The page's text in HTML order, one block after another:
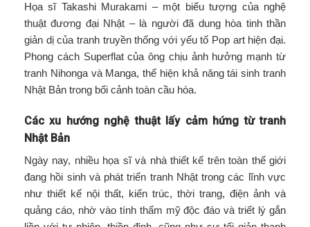
Họa sĩ Takashi Murakami – một biểu tượng của nghệ
thuật đương đại Nhật – là người đã dung hòa tinh thần
giản dị của tranh truyền thống với yếu tố Pop art hiện đại.
Phong cách Superflat của ông chịu ảnh hưởng mạnh từ
tranh Nihonga và Manga, thể hiện khả năng tái sinh tranh
Nhật Bản trong bối cảnh toàn cầu hóa.
Các xu hướng nghệ thuật lấy cảm hứng từ tranh
Nhật Bản
Ngày nay, nhiều họa sĩ và nhà thiết kế trên toàn thế giới
đang hồi sinh và phát triển tranh Nhật trong các lĩnh vực
như thiết kế nội thất, kiến trúc, thời trang, điện ảnh và
quảng cáo, nhờ vào tính thẩm mỹ độc đáo và triết lý gắn